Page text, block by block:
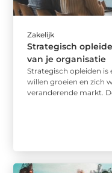
Zakelijk
Strategisch
van je organisatie
Strategisch opleiden is
willen groeien en zich
veranderende markt.